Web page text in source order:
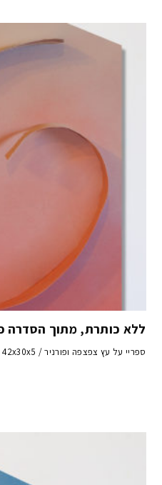
ללא כותרת, מתוך הסדרה
ספריי על עץ צפצפה ופורניר / 42x30x5 ס"מ, 2020